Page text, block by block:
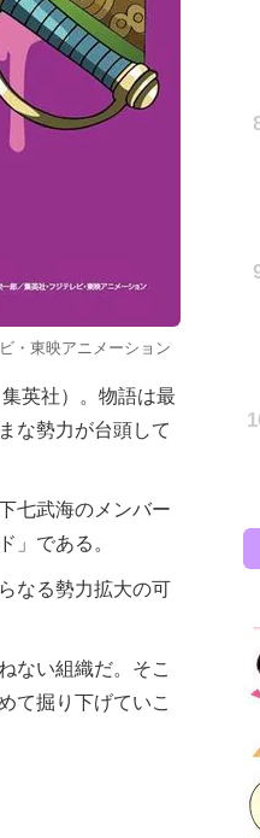
・東映アニメーション
英社）。物語は最
な勢力が台頭して
七武海のメンバー
」である。
なる勢力拡大の可
ない組織だ。そこ
て掘り下げていこ